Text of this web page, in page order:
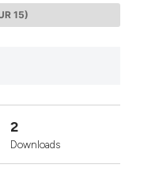
15)
2
Downloads